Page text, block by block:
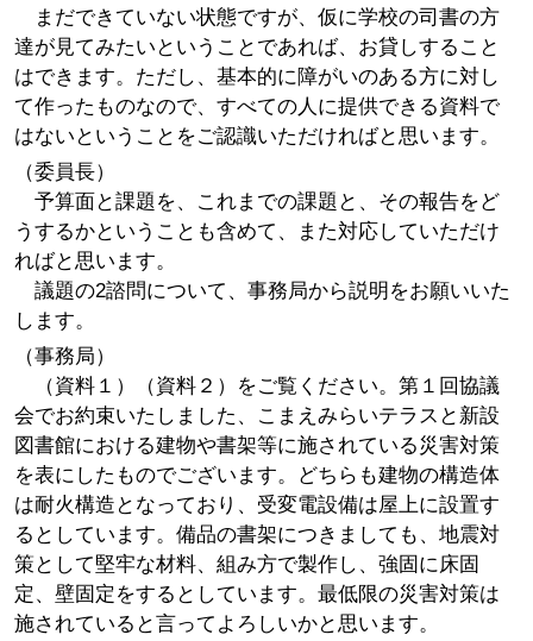
まだできていない状態ですが、仮に学校の司書の方
達が見てみたいということであれば、お貸しすること
はできます。ただし、基本的に障がいのある方に対し
て作ったものなので、すべての人に提供できる資料で
はないということをご認識いただければと思います。
（委員長）
予算面と課題を、これまでの課題と、その報告をど
うするかということも含めて、また対応していただけ
ればと思います。
議題の2諮問について、事務局から説明をお願いいた
します。
（事務局）
（資料１）（資料２）をご覧ください。第１回協議
会でお約束いたしました、こまえみらいテラスと新設
図書館における建物や書架等に施されている災害対策
を表にしたものでございます。どちらも建物の構造体
は耐火構造となっており、受変電設備は屋上に設置す
るとしています。備品の書架につきましても、地震対
策として堅牢な材料、組み方で製作し、強固に床固
定、壁固定をするとしています。最低限の災害対策は
施されていると言ってよろしいかと思います。